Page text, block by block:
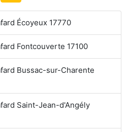
Écoyeux 17770
Fontcouverte 17100
Bussac-sur-Charente
Saint-Jean-d'Angély